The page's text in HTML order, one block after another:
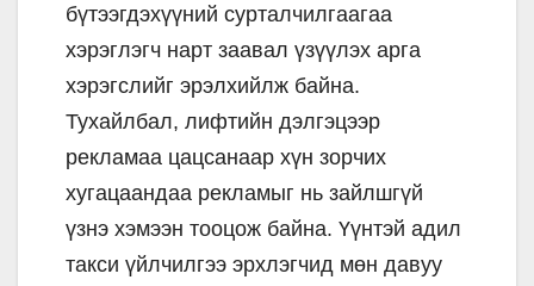
бүтээгдэхүүний сурталчилгаагаа
хэрэглэгч нарт заавал үзүүлэх арга
хэрэгслийг эрэлхийлж байна.
Тухайлбал, лифтийн дэлгэцээр
рекламаа цацсанаар хүн зорчих
хугацаандаа рекламыг нь зайлшгүй
үзнэ хэмээн тооцож байна. Үүнтэй адил
такси үйлчилгээ эрхлэгчид мөн давуу